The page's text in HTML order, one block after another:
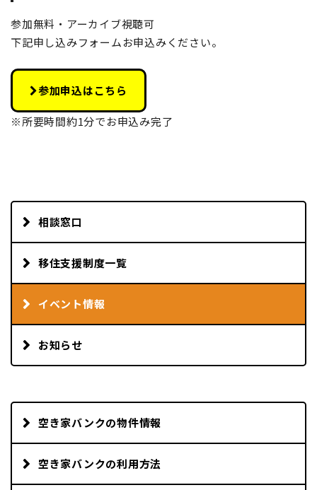
参加無料・アーカイブ視聴可
下記申し込みフォームお申込みください。
参加申込はこちら
※所要時間約1分でお申込み完了
相談窓口
移住支援制度一覧
イベント情報
お知らせ
空き家バンクの物件情報
空き家バンクの利用方法